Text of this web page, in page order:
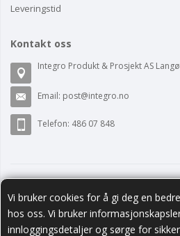
Vi bruker cookies for å gi deg en
hos oss. Vi bruker
innloggingsdetaljer og sørge for
Leveringstid
Kontakt oss
Integro Produkt & Prosjekt AS
Email: post@integro.no
Telefon: 486 07 848